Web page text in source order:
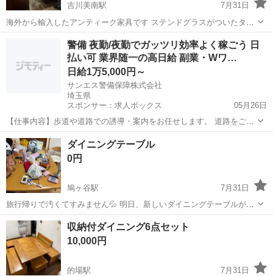
吉川美南駅
7月31日
海外から輸入したアンティーク家具です ステンドグラスがついたタイ
プで30年前に 約束200万で購入しました 今回飲食店を閉鎖するため無
償で差し上げます どなたか使っていただける方がいたらありがたいで
す 引き取りはトラックは必...
吉川市 吉川美南駅 ダイニングセット
警備 夜勤/夜勤でガッツリ効率よく稼ごう 日
払い可 業界随一の高日給 副業・Wワ…
日給1万5,000円～
サンエス警備保障株式会社
埼玉県
スポンサー：求人ボックス
05月26日
【仕事内容】歩道や道路での誘導・案内をお任せします。 道路をご利
用される車両や歩行者の方が安全に安心して通行するために適切に誘
導してください。 勤務地へは直行直帰OKです! <未経験でも安心!!> 丁
寧な研修20hで基本的な知識を...
アルバイト・パート
ダイニングテーブル
0円
鳩ヶ谷駅
7月31日
旅行帰りで汚くてすみません💦 明日、新しいダイニングテーブルが届
くので 傷とか普通にありますが気にせず欲しい方いたら おゆずりしま
す！ ６人でも座れるけど椅子は4つです！ 明日の13時くらいまでに取
引できる方優先で よろしく...
埼玉 川口市 鳩ヶ谷駅 ダイニングセット
収納付ダイニング6点セット
10,000円
的場駅
7月31日